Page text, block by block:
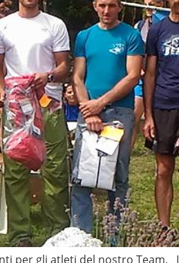
per gli atleti del nostro